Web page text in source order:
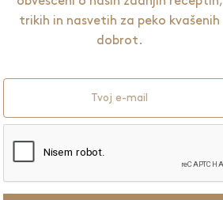
trikih in nasvetih za peko kvašenih
dobrot.
Tvoj e-mail